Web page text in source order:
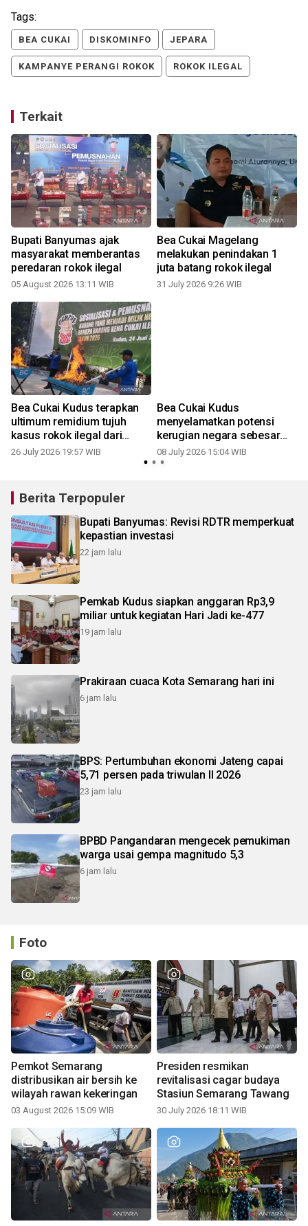
Tags:
BEA CUKAI DISKOMINFO JEPARA
KAMPANYE PERANGI ROKOK ROKOK ILEGAL
Terkait
Bupati Banyumas ajak
masyarakat memberantas
peredaran rokok ilegal
05 August 2026 13:11 WIB
Bea Cukai Magelang
melakukan penindakan 1
juta batang rokok ilegal
31 July 2026 9:26 WIB
Bea Cukai Kudus terapkan
ultimum remidium tujuh
kasus rokok ilegal dari
puluhan kasus
26 July 2026 19:57 WIB
Bea Cukai Kudus
menyelamatkan potensi
kerugian negara sebesar
Rp13,29 miliar
08 July 2026 15:04 WIB
Berita Terpopuler
Bupati Banyumas: Revisi RDTR memperkuat
kepastian investasi
22 jam lalu
Pemkab Kudus siapkan anggaran Rp3,9
miliar untuk kegiatan Hari Jadi ke-477
19 jam lalu
Prakiraan cuaca Kota Semarang hari ini
6 jam lalu
BPS: Pertumbuhan ekonomi Jateng capai
5,71 persen pada triwulan II 2026
23 jam lalu
BPBD Pangandaran mengecek pemukiman
warga usai gempa magnitudo 5,3
6 jam lalu
Foto
Pemkot Semarang
distribusikan air bersih ke
wilayah rawan kekeringan
03 August 2026 15:09 WIB
Presiden resmikan
revitalisasi cagar budaya
Stasiun Semarang Tawang
30 July 2026 18:11 WIB